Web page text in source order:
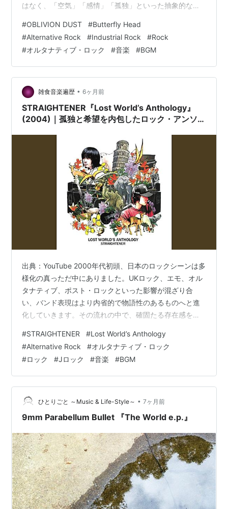
はなく、「空気」「感情」「孤独」といった抽象的な要
ティブロック、インダストリアル、アンビエントの要素
が高度に融合し、日本のロック史の中でも特に音響的完
成度の高い作品のひとつと言えるでしょう。
#OBLIVION DUST #Butterfly Head
#Alternative Rock #Industrial Rock #Rock
#オルタナティブ・ロック #音楽 #BGM
雑食音楽遍歴 • 6ヶ月前
STRAIGHTENER『Lost World’s Anthology』
(2004)｜孤独と希望を内包したロック・アンソロ
出典：YouTube 2000年代初頭、日本のロックシーンは多
様化の真っただ中にありました。UKロック、エモ、オル
タナティブ、ポスト・ロックといった影響が混ざり合
い、バンド表現はより内省的で物語性のあるものへと進
化していきます。その流れの中で、確固たる存在感を放
す。 『Lost World’s Anthology』は、彼らのキャリアに
おいても重要なアルバムであり、「迷い」「孤独」「再
生」をテーマにした濃密な一枚です。
#STRAIGHTENER #Lost World’s Anthology
#Alternative Rock #オルタナティブ・ロック
#ロック #Jロック #音楽 #BGM
ひとりごと ～Music & Life-Style～ • 7ヶ月前
9mm Parabellum Bullet 『The World e.p.』